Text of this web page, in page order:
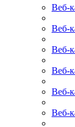
Веб-
Веб-
Веб-
Веб-
Веб-
Веб-